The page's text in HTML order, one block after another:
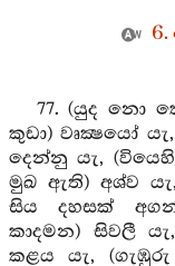
77. (යුද නො
කුඩා) වෘක්‍ෂයෝ
දෙන්නු යැ,
මුඛ ඇති) අශ්ව
සිය දහසක්
කාදමන) සිවලී
කළය යැ,